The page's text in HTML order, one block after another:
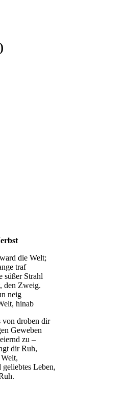
die Welt;
traf
süßer Strahl
den Zweig.
neig
hinab
von droben dir
Geweben
zu –
dir Ruh,
Leben,